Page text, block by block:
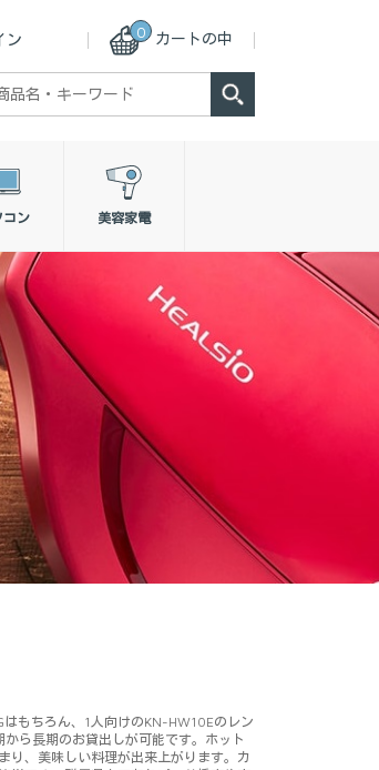
カートの中
0
ン
コン 美容家電
もちろん、1人向けのKN-HW10Eのレン
ら長期のお貸出しが可能です。ホット
り、美味しい料理が出来上がります。カ